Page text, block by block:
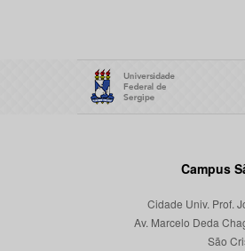
Campus
Cidade Univ. Prof.
Av. Marcelo Deda
São